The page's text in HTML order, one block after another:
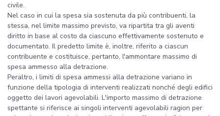
civile.
Nel caso in cui la spesa sia sostenuta da più contribuenti, la
stessa, nel limite massimo previsto, va ripartita tra gli aventi
diritto in base al costo da ciascuno effettivamente sostenuto e
documentato. Il predetto limite è, inoltre, riferito a ciascun
contribuente e costituisce, pertanto, l'ammontare massimo di
spesa ammesso alla detrazione.
Peraltro, i limiti di spesa ammessi alla detrazione variano in
funzione della tipologia di interventi realizzati nonché degli edifici
oggetto dei lavori agevolabili. L'importo massimo di detrazione
spettante si riferisce ai singoli interventi agevolabili ragion per